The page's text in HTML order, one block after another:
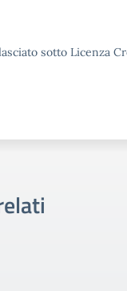
sotto Licenza